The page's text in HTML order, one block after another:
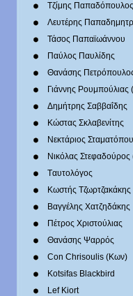
Τζίμης Παπαδόπουλος
Λευτέρης
Τάσος Παπαϊωάννου
Παύλος Παυλίδης
Θανάσης
Γιάννης Ρουμπούλιας
Δημήτρης Σαββαΐδης
Κώστας Σκλαβενίτης
Νεκτάριος
Νικόλας Στεφαδούρος
Tαυτολόγος
Κωστής Τζωρτζακάκης
Βαγγέλης Χατζηδάκης
Πέτρος Χριστούλιας
Θανάσης Ψαρρός
Con Chrisoulis (Κων)
Kotsifas Blackbird
Lef Kiort